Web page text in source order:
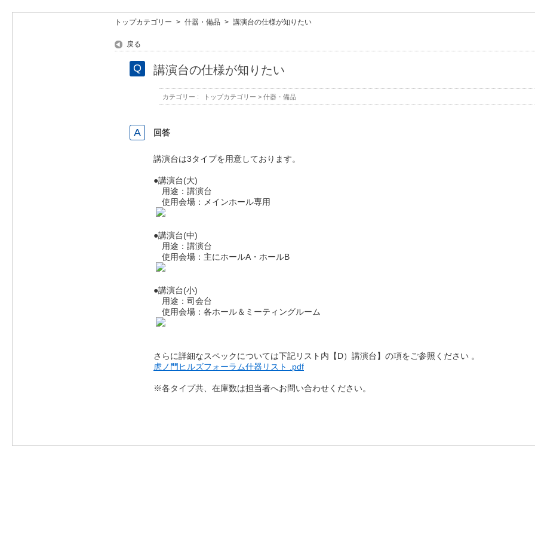
トップカテゴリー > 什器・備品 > 講演台の仕様が知りたい
戻る
講演台の仕様が知りたい
カテゴリー : トップカテゴリー > 什器・備品
回答
講演台は3タイプを用意しております。
●講演台(大)
用途：講演台
使用会場：メインホール専用
●講演台(中)
用途：講演台
使用会場：主にホールA・ホールB
●講演台(小)
用途：司会台
使用会場：各ホール＆ミーティングルーム
さらに詳細なスペックについては下記リスト内【D）講演台】の項をご参照ください 。
虎ノ門ヒルズフォーラム什器リスト .pdf
※各タイプ共、在庫数は担当者へお問い合わせください。